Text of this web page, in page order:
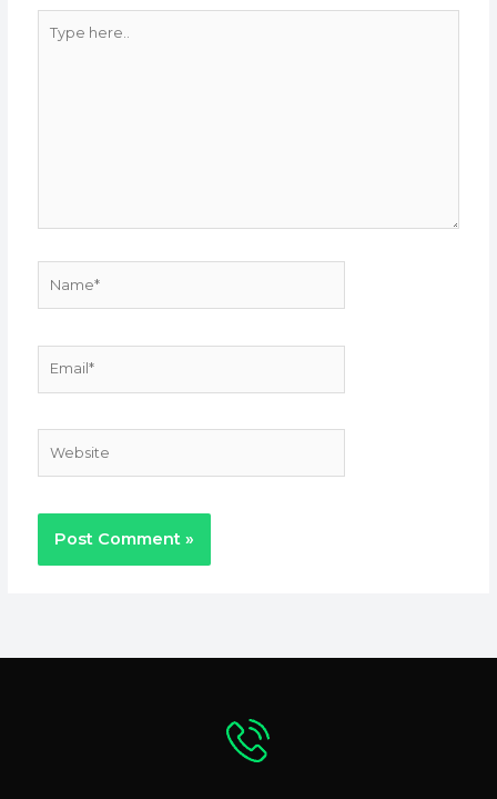
here..